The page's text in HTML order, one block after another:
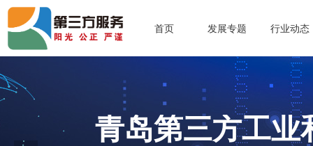
首页 发展专题 行业动态
青岛第三方工业